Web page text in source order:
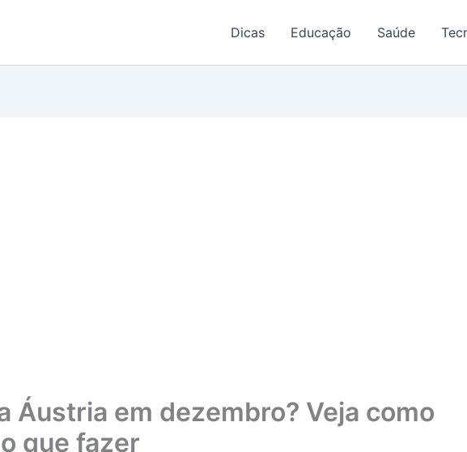
Dicas Educação Saúde
Áustria em dezembro? Veja como
que fazer